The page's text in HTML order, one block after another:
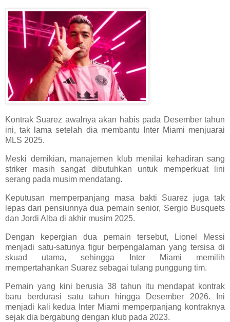
Kontrak Suarez awalnya akan habis pada Desember tahun
ini, tak lama setelah dia membantu Inter Miami menjuarai
MLS 2025.
Meski demikian, manajemen klub menilai kehadiran sang
striker masih sangat dibutuhkan untuk memperkuat lini
serang pada musim mendatang.
Keputusan memperpanjang masa bakti Suarez juga tak
lepas dari pensiunnya dua pemain senior, Sergio Busquets
dan Jordi Alba di akhir musim 2025.
Dengan kepergian dua pemain tersebut, Lionel Messi
menjadi satu-satunya figur berpengalaman yang tersisa di
skuad utama, sehingga Inter Miami memilih
mempertahankan Suarez sebagai tulang punggung tim.
Pemain yang kini berusia 38 tahun itu mendapat kontrak
baru berdurasi satu tahun hingga Desember 2026. Ini
menjadi kali kedua Inter Miami memperpanjang kontraknya
sejak dia bergabung dengan klub pada 2023.